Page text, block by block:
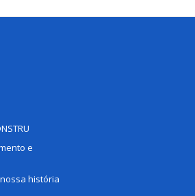
e
história